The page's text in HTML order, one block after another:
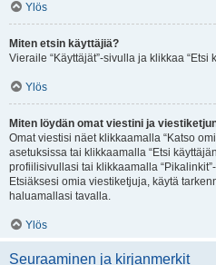
Ylös
Miten etsin käyttäjiä?
Vieraile “Käyttäjät”-sivulla ja klikkaa “Etsi
Ylös
Miten löydän omat viestini ja
Omat viestisi näet klikkaamalla “Katso
asetuksissa tai klikkaamalla “Etsi
profiilisivullasi tai klikkaamalla
Etsiäksesi omia viestiketjuja, käytä
haluamallasi tavalla.
Ylös
Seuraaminen ja kirjanmerkit